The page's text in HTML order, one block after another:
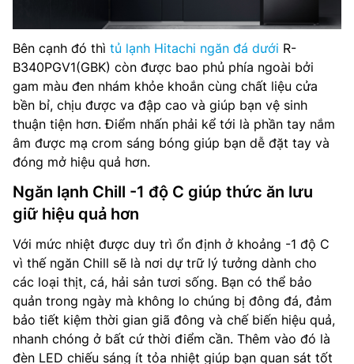
Bên cạnh đó thì tủ lạnh Hitachi ngăn đá dưới R-
B340PGV1(GBK) còn được bao phủ phía ngoài bởi
gam màu đen nhám khỏe khoắn cùng chất liệu cửa
bền bỉ, chịu được va đập cao và giúp bạn vệ sinh
thuận tiện hơn. Điểm nhấn phải kể tới là phần tay nắm
âm được mạ crom sáng bóng giúp bạn dễ đặt tay và
đóng mở hiệu quả hơn.
Ngăn lạnh Chill -1 độ C giúp thức ăn lưu
giữ hiệu quả hơn
Với mức nhiệt được duy trì ổn định ở khoảng -1 độ C
vì thế ngăn Chill sẽ là nơi dự trữ lý tưởng dành cho
các loại thịt, cá, hải sản tươi sống. Bạn có thể bảo
quản trong ngày mà không lo chúng bị đông đá, đảm
bảo tiết kiệm thời gian giã đông và chế biến hiệu quả,
nhanh chóng ở bất cứ thời điểm cần. Thêm vào đó là
đèn LED chiếu sáng ít tỏa nhiệt giúp bạn quan sát tốt